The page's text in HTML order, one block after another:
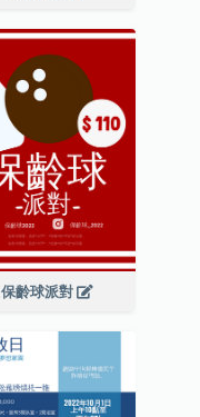
保齡球派對